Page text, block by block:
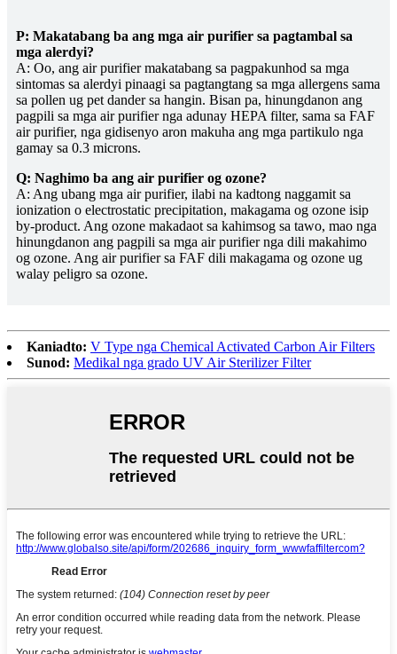
P: Makatabang ba ang mga air purifier sa pagtambal sa
mga alerdyi?
A: Oo, ang air purifier makatabang sa pagpakunhod sa mga
sintomas sa alerdyi pinaagi sa pagtangtang sa mga allergens sama
sa pollen ug pet dander sa hangin. Bisan pa, hinungdanon ang
pagpili sa mga air purifier nga adunay HEPA filter, sama sa FAF
air purifier, nga gidisenyo aron makuha ang mga partikulo nga
gamay sa 0.3 microns.
Q: Naghimo ba ang air purifier og ozone?
A: Ang ubang mga air purifier, ilabi na kadtong naggamit sa
ionization o electrostatic precipitation, makagama og ozone isip
by-product. Ang ozone makadaot sa kahimsog sa tawo, mao nga
hinungdanon ang pagpili sa mga air purifier nga dili makahimo
og ozone. Ang air purifier sa FAF dili makagama og ozone ug
walay peligro sa ozone.
Kaniadto: V Type nga Chemical Activated Carbon Air Filters
Sunod: Medikal nga grado UV Air Sterilizer Filter